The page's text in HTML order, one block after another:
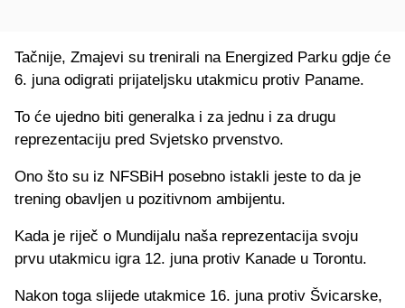
Tačnije, Zmajevi su trenirali na Energized Parku gdje će
6. juna odigrati prijateljsku utakmicu protiv Paname.
To će ujedno biti generalka i za jednu i za drugu
reprezentaciju pred Svjetsko prvenstvo.
Ono što su iz NFSBiH posebno istakli jeste to da je
trening obavljen u pozitivnom ambijentu.
Kada je riječ o Mundijalu naša reprezentacija svoju
prvu utakmicu igra 12. juna protiv Kanade u Torontu.
Nakon toga slijede utakmice 16. juna protiv Švicarske,